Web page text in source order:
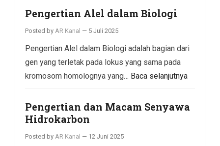
Pengertian Alel dalam Biologi
Posted by AR Kanal — 5 Juli 2025
Pengertian Alel dalam Biologi adalah bagian dari
gen yang terletak pada lokus yang sama pada
kromosom homolognya yang… Baca selanjutnya
Pengertian dan Macam Senyawa
Hidrokarbon
Posted by AR Kanal — 12 Juni 2025